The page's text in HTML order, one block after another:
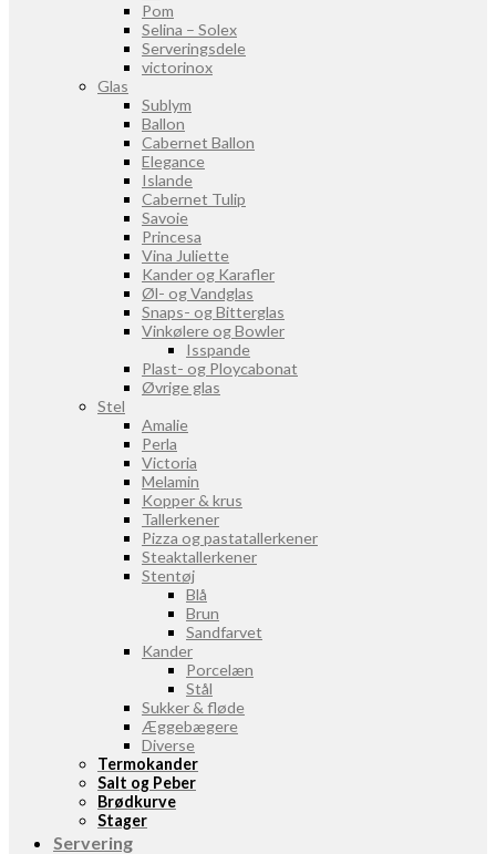
Pom
Selina – Solex
Serveringsdele
victorinox
Glas
Sublym
Ballon
Cabernet Ballon
Elegance
Islande
Cabernet Tulip
Savoie
Princesa
Vina Juliette
Kander og Karafler
Øl- og Vandglas
Snaps- og Bitterglas
Vinkølere og Bowler
Isspande
Plast- og Ploycabonat
Øvrige glas
Stel
Amalie
Perla
Victoria
Melamin
Kopper & krus
Tallerkener
Pizza og pastatallerkener
Steaktallerkener
Stentøj
Blå
Brun
Sandfarvet
Kander
Porcelæn
Stål
Sukker & fløde
Æggebægere
Diverse
Termokander
Salt og Peber
Brødkurve
Stager
Servering